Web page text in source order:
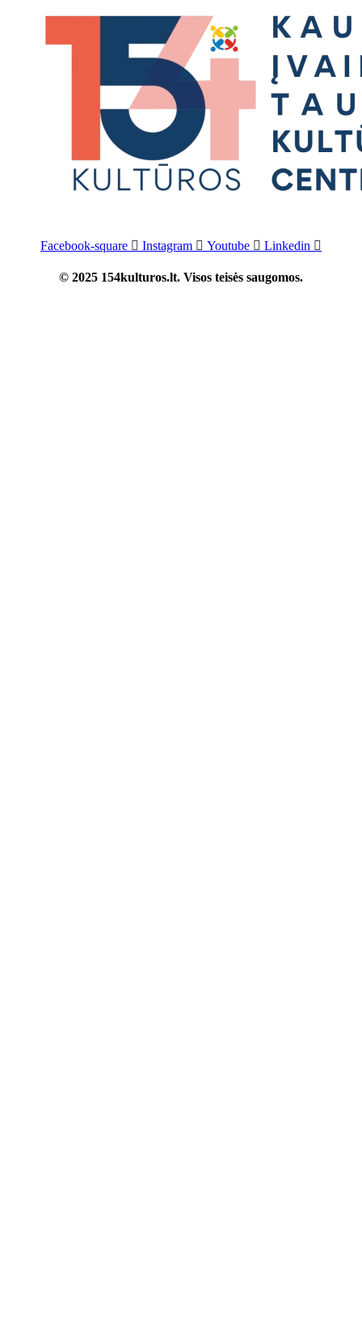
Facebook-square Instagram Youtube Linkedin
© 2025 154kulturos.lt. Visos teisės saugomos.